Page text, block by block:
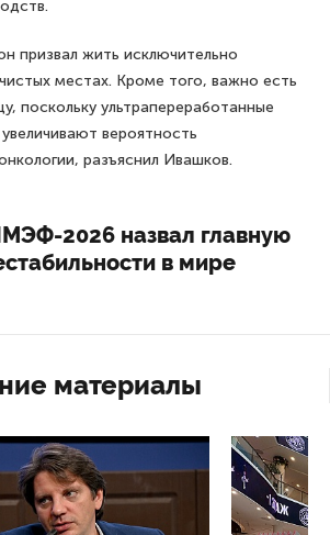
призвал жить исключительно
местах. Кроме того, важно есть
поскольку ультрапереработанные
вероятность
разъяснил Ивашков.
2026 назвал главную
в мире
материалы